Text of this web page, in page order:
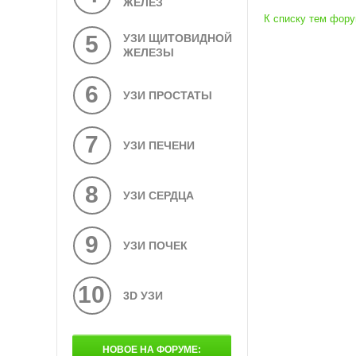
К списку тем
5
УЗИ ЩИТОВИДНОЙ
ЖЕЛЕЗЫ
6 УЗИ ПРОСТАТЫ
7 УЗИ ПЕЧЕНИ
8 УЗИ СЕРДЦА
9 УЗИ ПОЧЕК
10 3D УЗИ
НОВОЕ НА ФОРУМЕ: